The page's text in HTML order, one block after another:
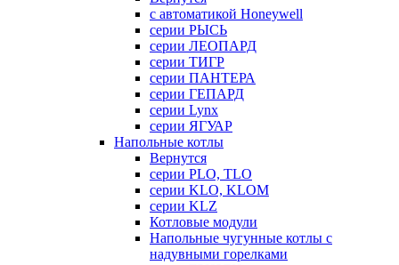
с автоматикой Honeywell
серии РЫСЬ
серии ЛЕОПАРД
серии ТИГР
серии ПАНТЕРА
серии ГЕПАРД
серии Lynx
серии ЯГУАР
Напольные котлы
Вернутся
серии PLO, TLO
серии KLO, KLOM
серии KLZ
Котловые модули
Напольные чугунные котлы с
надувными горелками